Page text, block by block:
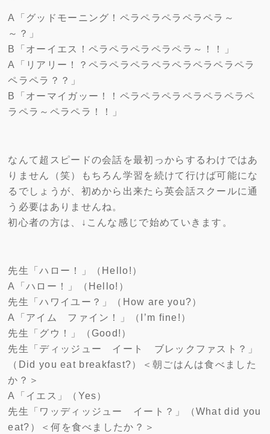
A「グッドモーニング！ペラペラペラペラペラ～
～？」
B「オーイエス！ペラペラペラペラペラ～！！」
A「リアリー！？ペラペラペラペラペラペラペラペラ
ペラペラ？？」
B「オーマイガッー！！ペラペラペラペラペラペラペ
ラペラ～ペラペラ！！」
なんて超スピードの会話を最初っからするわけではあ
りません（笑）もちろん学習を続けて行けば可能にな
るでしょうが、初めから出来たら英会話スクールに通
う必要はありませんね。
初心者の方は、↓こんな感じで始めていきます。
先生「ハロー！」（Hello!）
A「ハロー！」（Hello!）
先生「ハワイユー？」（How are you?）
A「アイム ファイン！」（I’m fine!）
先生「グウ！」（Good!）
先生「ディッジュー イート ブレックファスト？」
（Did you eat breakfast?）＜朝ごはんは食べました
か？＞
A「イエス」（Yes）
先生「ワッディッジュー イート？」（What did you
eat?）＜何を食べましたか？＞